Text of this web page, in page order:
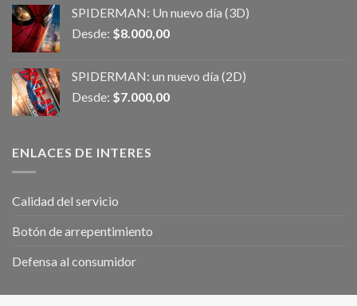
SPIDERMAN: Un nuevo día (3D)
Desde: $8.000,00
SPIDERMAN: un nuevo día (2D)
Desde: $7.000,00
ENLACES DE INTERES
Calidad del servicio
Botón de arrepentimiento
Defensa al consumidor